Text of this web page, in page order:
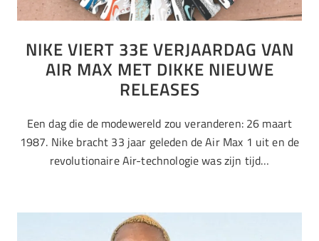
NIKE VIERT 33E VERJAARDAG VAN
AIR MAX MET DIKKE NIEUWE
RELEASES
Een dag die de modewereld zou veranderen: 26 maart
1987. Nike bracht 33 jaar geleden de Air Max 1 uit en de
revolutionaire Air-technologie was zijn tijd…